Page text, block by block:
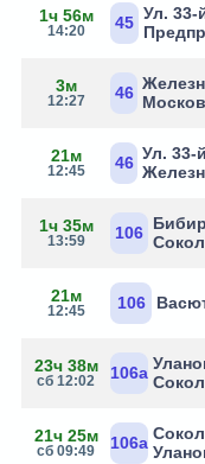
1ч 56м
14:20 45 Ул. 33-
3м
12:27 46
21м
12:45 46 Ул. 33-
1ч 35м
13:59 106
21м
12:45 106
23ч 38м
сб 12:02 106а
21ч 25м
сб 09:49 106а